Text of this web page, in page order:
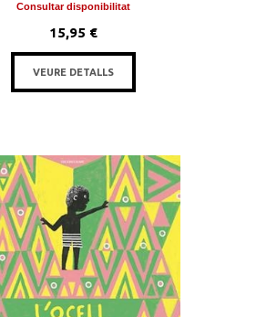
Consultar disponibilitat
15,95 €
VEURE DETALLS